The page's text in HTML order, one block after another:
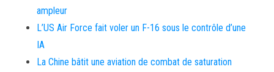
ampleur
L’US Air Force fait voler un F-16 sous le contrôle d’une
IA
La Chine bâtit une aviation de combat de saturation